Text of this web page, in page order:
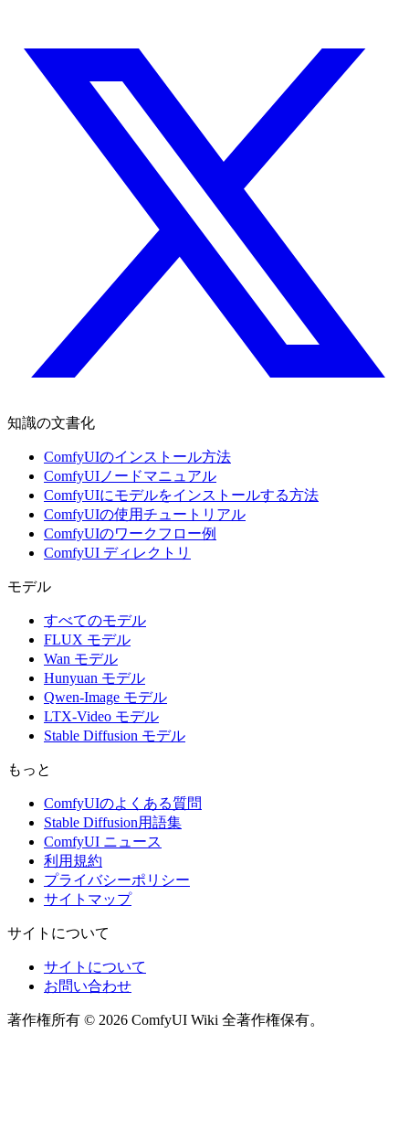
知識の文書化
ComfyUIのインストール方法
ComfyUIノードマニュアル
ComfyUIにモデルをインストールする方法
ComfyUIの使用チュートリアル
ComfyUIのワークフロー例
ComfyUI ディレクトリ
モデル
すべてのモデル
FLUX モデル
Wan モデル
Hunyuan モデル
Qwen-Image モデル
LTX-Video モデル
Stable Diffusion モデル
もっと
ComfyUIのよくある質問
Stable Diffusion用語集
ComfyUI ニュース
利用規約
プライバシーポリシー
サイトマップ
サイトについて
サイトについて
お問い合わせ
著作権所有 © 2026 ComfyUI Wiki 全著作権保有。